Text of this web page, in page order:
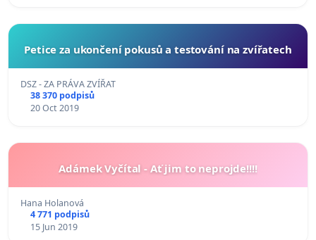
Petice za ukončení pokusů a testování na zvířatech
DSZ - ZA PRÁVA ZVÍŘAT
38 370 podpisů
20 Oct 2019
Adámek Vyčítal - Ať jim to neprojde!!!!
Hana Holanová
4 771 podpisů
15 Jun 2019